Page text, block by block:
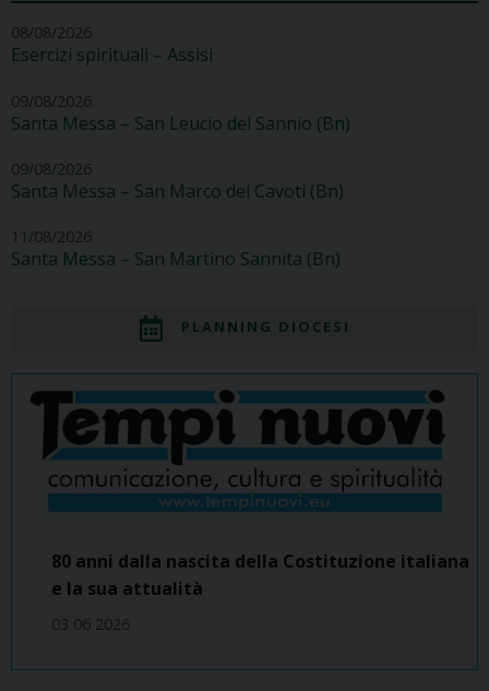
08/08/2026
Esercizi spirituali – Assisi
09/08/2026
Santa Messa – San Leucio del Sannio (Bn)
09/08/2026
Santa Messa – San Marco dei Cavoti (Bn)
11/08/2026
Santa Messa – San Martino Sannita (Bn)
PLANNING DIOCESI
80 anni dalla nascita della Costituzione italiana
e la sua attualità
03 06 2026